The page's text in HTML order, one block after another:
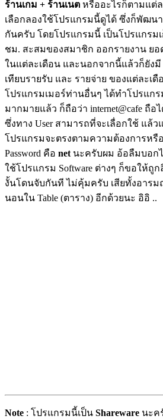
ร้านเกม + ร้านเนต หรืออะไรก็ตามแต่
เลือกลองใช้โปรแกรมนี้ดูได้ ซึ่งก็พัฒน
กันครับ โดยโปรแกรมนี้ เป็นโปรแกรมเ
ชม. สะสมของสมาชิก ออกรายงาน ย
ในแต่ละเดือน และนอกจากนี้แล้วก็ยัง
เทียบรายรับ และ รายจ่าย ของแต่ละเ
โปรแกรมเมอร์ท่านอื่นๆ ได้ทำโปรแก
มากมายแล้ว ก็ถือว่า internet@cafe ถือ
ซึ่งทาง User สามารถที่จะเลื่อกใช้ แล้
โปรแกรมจะตรงตามความต้องการห
Password คือ netนะครับผม อ้อลืมบอกไ
ใช้โปรแกรม Software ต่างๆ ก็ขอให้ถู
งั้นโดนจับกันที ไม่คุ้มครับ เสียทั้งอารม
นอนใน Table (ตาราง) อีกด้วยนะ อิอิ ..
Note : โปรแกรมนี้เป็น Shareware นะค